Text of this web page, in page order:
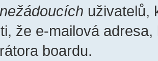
nežádoucích uživatelů,
že e-mailová
boardu.